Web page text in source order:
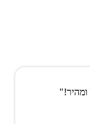
ומהיר!"